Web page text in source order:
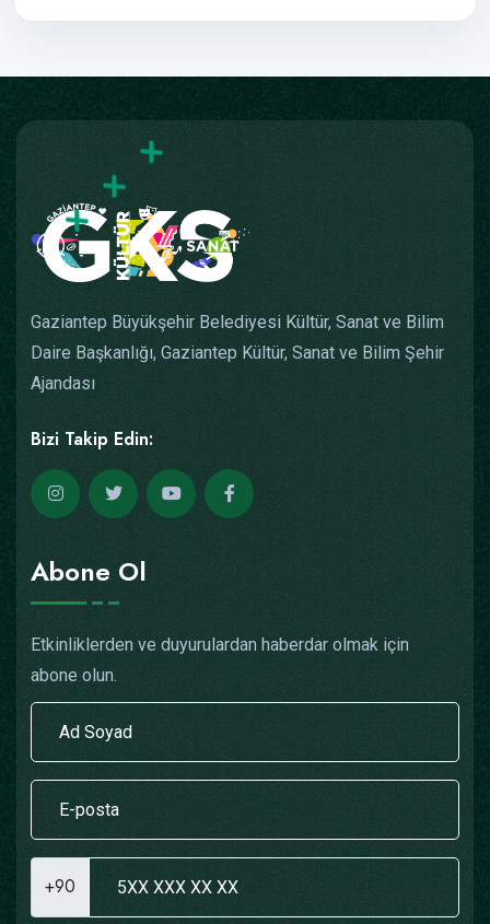
Gaziantep Büyükşehir Belediyesi Kültür, Sanat ve Bilim
Daire Başkanlığı, Gaziantep Kültür, Sanat ve Bilim Şehir
Ajandası
Bizi Takip Edin:
Abone Ol
Etkinliklerden ve duyurulardan haberdar olmak için
abone olun.
+90